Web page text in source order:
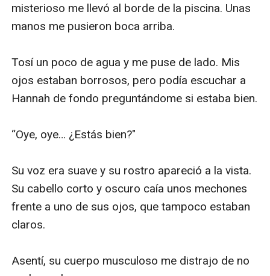
misterioso me llevó al borde de la piscina. Unas
manos me pusieron boca arriba.
Tosí un poco de agua y me puse de lado. Mis
ojos estaban borrosos, pero podía escuchar a
Hannah de fondo preguntándome si estaba bien.
“Oye, oye… ¿Estás bien?"
Su voz era suave y su rostro apareció a la vista.
Su cabello corto y oscuro caía unos mechones
frente a uno de sus ojos, que tampoco estaban
claros.
Asentí, su cuerpo musculoso me distrajo de no